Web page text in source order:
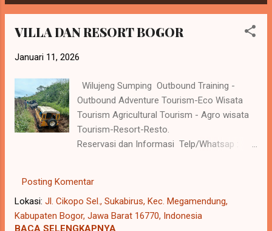
s
VILLA DAN RESORT BOGOR
Januari 11, 2026
Wilujeng Sumping Outbound Training -
Outbound Adventure Tourism-Eco Wisata
Tourism Agricultural Tourism - Agro wisata
Tourism-Resort-Resto.
Reservasi dan Informasi Telp/Whatsap :
menulis; grand 3g resort, Resort Grand 3g
Puncak, tempat 3g resort bogor, tempat
retret murah di bogor, tempat retreat di
Posting Komentar
Lokasi: Jl. Cikopo Sel., Sukabirus, Kec. Megamendung,
Kabupaten Bogor, Jawa Barat 16770, Indonesia
BACA SELENGKAPNYA